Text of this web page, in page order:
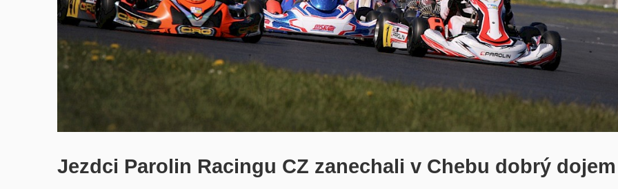
Jezdci Parolin Racingu CZ zanechali v Chebu dobrý dojem